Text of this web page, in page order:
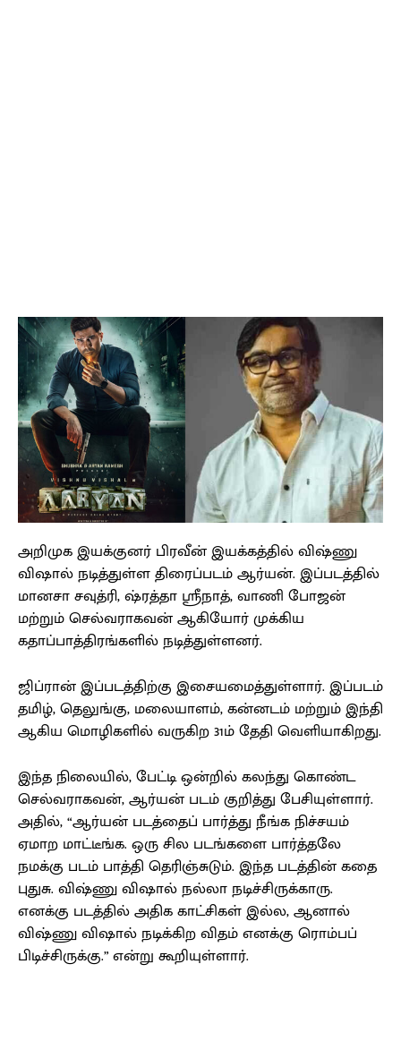
அறிமுக இயக்குனர் பிரவீன் இயக்கத்தில் விஷ்ணு
விஷால் நடித்துள்ள திரைப்படம் ஆர்யன். இப்படத்தில்
மானசா சவுத்ரி, ஷ்ரத்தா ஸ்ரீநாத், வாணி போஜன்
மற்றும் செல்வராகவன் ஆகியோர் முக்கிய
கதாப்பாத்திரங்களில் நடித்துள்ளனர்.
ஜிப்ரான் இப்படத்திற்கு இசையமைத்துள்ளார். இப்படம்
தமிழ், தெலுங்கு, மலையாளம், கன்னடம் மற்றும் இந்தி
ஆகிய மொழிகளில் வருகிற 31ம் தேதி வெளியாகிறது.
இந்த நிலையில், பேட்டி ஒன்றில் கலந்து கொண்ட
செல்வராகவன், ஆர்யன் படம் குறித்து பேசியுள்ளார்.
அதில், “ஆர்யன் படத்தைப் பார்த்து நீங்க நிச்சயம்
ஏமாற மாட்டீங்க. ஒரு சில படங்களை பார்த்தலே
நமக்கு படம் பாத்தி தெரிஞ்சுடும். இந்த படத்தின் கதை
புதுசு. விஷ்ணு விஷால் நல்லா நடிச்சிருக்காரு.
எனக்கு படத்தில் அதிக காட்சிகள் இல்ல, ஆனால்
விஷ்ணு விஷால் நடிக்கிற விதம் எனக்கு ரொம்பப்
பிடிச்சிருக்கு.” என்று கூறியுள்ளார்.